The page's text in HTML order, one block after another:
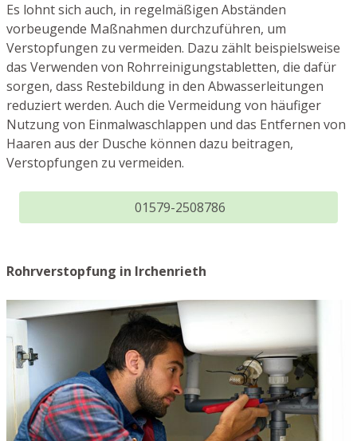
Es lohnt sich auch, in regelmäßigen Abständen
vorbeugende Maßnahmen durchzuführen, um
Verstopfungen zu vermeiden. Dazu zählt beispielsweise
das Verwenden von Rohrreinigungstabletten, die dafür
sorgen, dass Restebildung in den Abwasserleitungen
reduziert werden. Auch die Vermeidung von häufiger
Nutzung von Einmalwaschlappen und das Entfernen von
Haaren aus der Dusche können dazu beitragen,
Verstopfungen zu vermeiden.
01579-2508786
Rohrverstopfung in Irchenrieth